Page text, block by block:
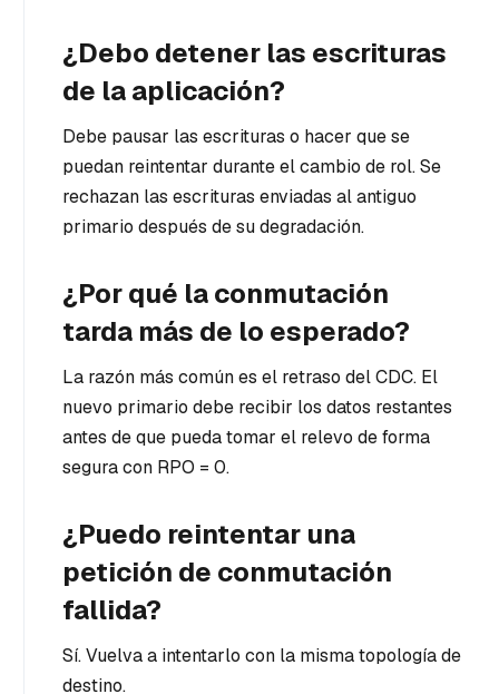
¿Debo detener las escrituras
de la aplicación?
Debe pausar las escrituras o hacer que se
puedan reintentar durante el cambio de rol. Se
rechazan las escrituras enviadas al antiguo
primario después de su degradación.
¿Por qué la conmutación
tarda más de lo esperado?
La razón más común es el retraso del CDC. El
nuevo primario debe recibir los datos restantes
antes de que pueda tomar el relevo de forma
segura con RPO = 0.
¿Puedo reintentar una
petición de conmutación
fallida?
Sí. Vuelva a intentarlo con la misma topología de
destino.